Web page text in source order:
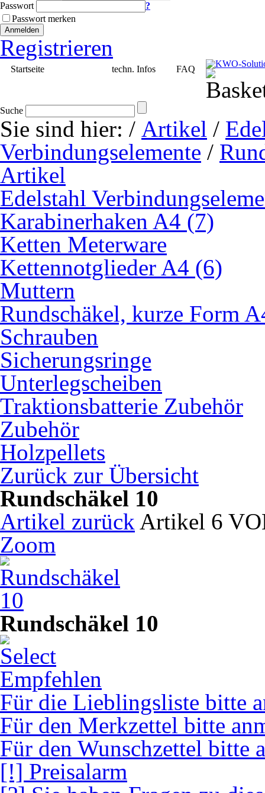
Passwort
?
Passwort merken
Anmelden
Registrieren
Startseite techn. Infos FAQ
Suche
Sie sind hier: / Artikel /
Verbindungselemente /
Artikel
Edelstahl
Karabinerhaken A4 (7)
Ketten Meterware
Kettennotglieder A4 (6)
Muttern
Rundschäkel, kurze Form
Schrauben
Sicherungsringe
Unterlegscheiben
Traktionsbatterie Zubehör
Zubehör
Holzpellets
Zurück zur Übersicht
Rundschäkel 10
Artikel zurück Artikel 6
Zoom
Rundschäkel 10
Empfehlen
Für die Lieblingsliste bitte
Für den Merkzettel bitte
Für den Wunschzettel bitte
[!] Preisalarm